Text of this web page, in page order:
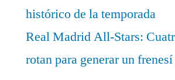
histórico de la temporada
Real Madrid All-Stars:
rotan para generar un